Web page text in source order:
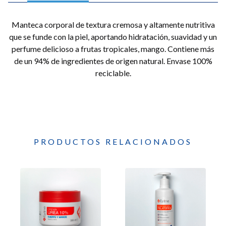
Manteca corporal de textura cremosa y altamente nutritiva
que se funde con la piel, aportando hidratación, suavidad y un
perfume delicioso a frutas tropicales, mango. Contiene más
de un 94% de ingredientes de origen natural. Envase 100%
reciclable.
PRODUCTOS RELACIONADOS